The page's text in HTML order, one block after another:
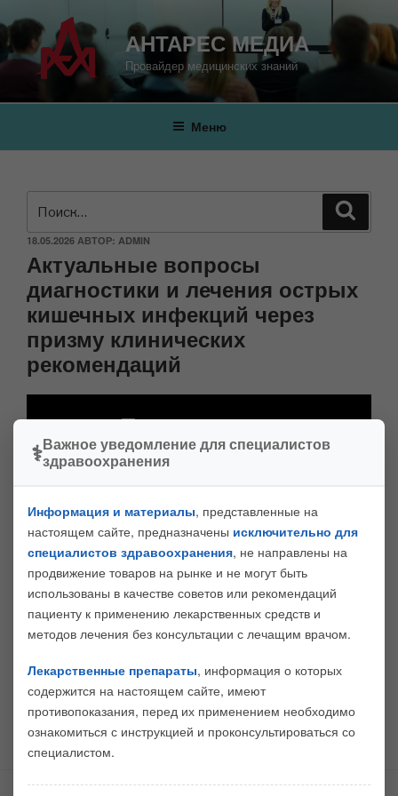
Важное уведомление для специалистов
здравоохранения
Информация и материалы, представленные на
настоящем сайте, предназначены исключительно для
специалистов здравоохранения, не направлены на
продвижение товаров на рынке и не могут быть
использованы в качестве советов или рекомендаций
пациенту к применению лекарственных средств и
методов лечения без консультации с лечащим врачом.
Лекарственные препараты, информация о которых
содержится на настоящем сайте, имеют
противопоказания, перед их применением необходимо
ознакомиться с инструкцией и проконсультироваться со
специалистом.
АНТАРЕС МЕДИА
Провайдер медицинских знаний
Меню
18.05.2026 АВТОР: ADMIN
Актуальные вопросы
диагностики и лечения острых
кишечных инфекций через
призму клинических
рекомендаций
Лектор: Горелов А.В., заместитель директора по
научной работе ФБУН ЦНИИ Эпидемиологии
Роспотребнадзора, академик РАН, д.м.н., профессор
ВИДЕО